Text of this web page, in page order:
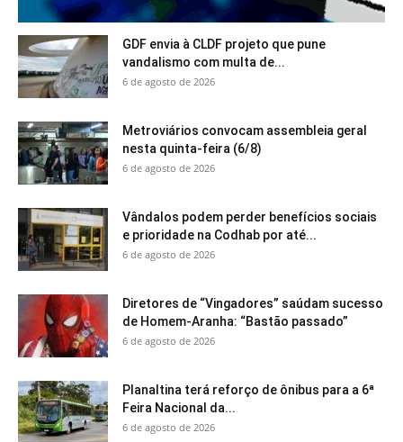
GDF envia à CLDF projeto que pune
vandalismo com multa de...
6 de agosto de 2026
Metroviários convocam assembleia geral
nesta quinta-feira (6/8)
6 de agosto de 2026
Vândalos podem perder benefícios sociais
e prioridade na Codhab por até...
6 de agosto de 2026
Diretores de “Vingadores” saúdam sucesso
de Homem-Aranha: “Bastão passado”
6 de agosto de 2026
Planaltina terá reforço de ônibus para a 6ª
Feira Nacional da...
6 de agosto de 2026